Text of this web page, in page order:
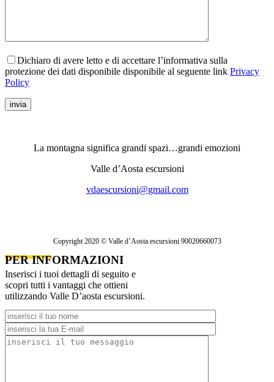
Dichiaro di avere letto e di accettare l’informativa sulla
protezione dei dati disponibile disponibile al seguente link Privacy
Policy
invia
La montagna significa grandi spazi…grandi emozioni
Valle d’Aosta escursioni
vdaescursioni@gmail.com
Copyright 2020 © Valle d’Aosta escursioni 90020660073
PER INFORMAZIONI
Inserisci i tuoi dettagli di seguito e
scopri tutti i vantaggi che ottieni
utilizzando Valle D’aosta escursioni.